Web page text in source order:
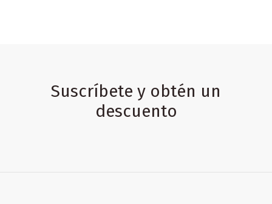
Suscríbete y obtén un
descuento